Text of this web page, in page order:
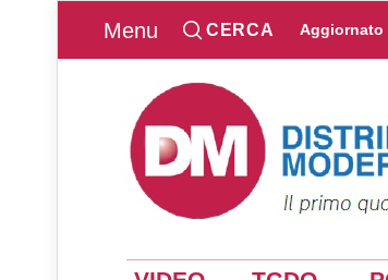
Menu CERCA Aggiornato